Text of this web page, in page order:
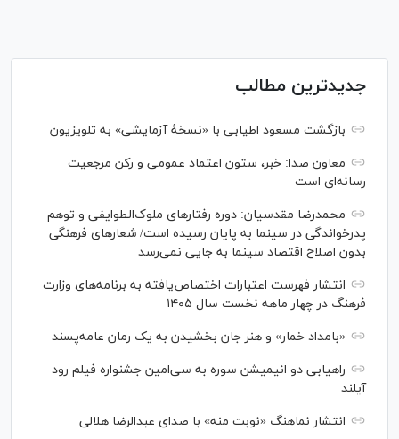
جدیدترین مطالب
بازگشت مسعود اطیابی با «نسخهٔ آزمایشی» به تلویزیون
معاون صدا: خبر، ستون اعتماد عمومی و رکن مرجعیت
رسانه‌ای است
محمدرضا مقدسیان: دوره رفتارهای ملوک‌الطوایفی و توهم
پدرخواندگی در سینما به پایان رسیده است/ شعارهای فرهنگی
بدون اصلاح اقتصاد سینما به جایی نمی‌رسد
انتشار فهرست اعتبارات اختصاص‌یافته به برنامه‌های وزارت
فرهنگ در چهار ماهه نخست سال ۱۴۰۵
«بامداد خمار» و هنر جان بخشیدن به یک رمان عامه‌پسند
راهیابی دو انیمیشن سوره به سی‌امین جشنواره فیلم رود
آیلند
انتشار نماهنگ «نوبت منه» با صدای عبدالرضا هلالی